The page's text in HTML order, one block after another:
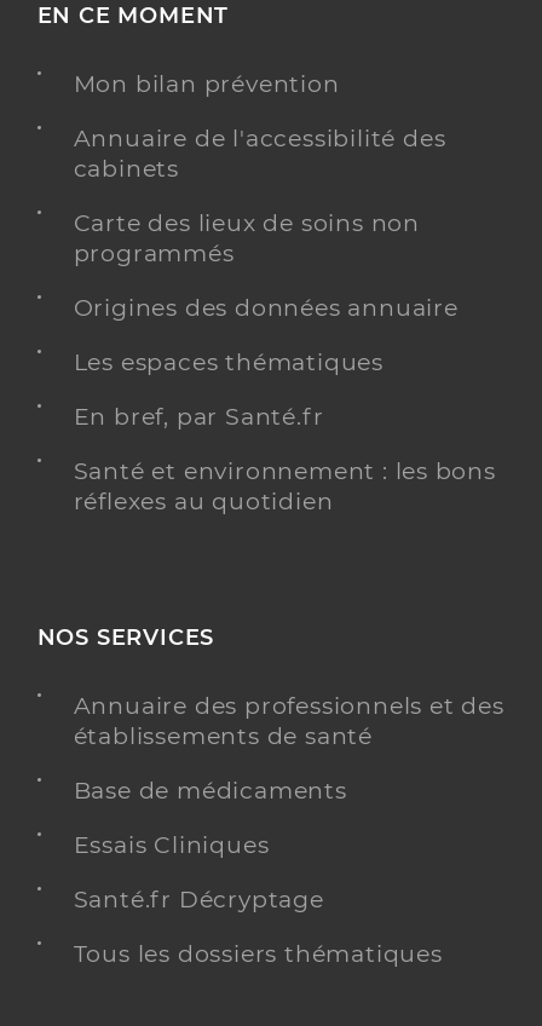
EN CE MOMENT
Mon bilan prévention
Annuaire de l'accessibilité des
cabinets
Carte des lieux de soins non
programmés
Origines des données annuaire
Les espaces thématiques
En bref, par Santé.fr
Santé et environnement : les bons
réflexes au quotidien
NOS SERVICES
Annuaire des professionnels et des
établissements de santé
Base de médicaments
Essais Cliniques
Santé.fr Décryptage
Tous les dossiers thématiques